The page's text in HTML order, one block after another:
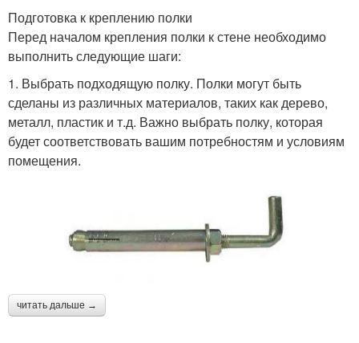
Подготовка к креплению полки
Перед началом крепления полки к стене необходимо
выполнить следующие шаги:
1. Выбрать подходящую полку. Полки могут быть
сделаны из различных материалов, таких как дерево,
металл, пластик и т.д. Важно выбрать полку, которая
будет соответствовать вашим потребностям и условиям
помещения.
читать дальше →